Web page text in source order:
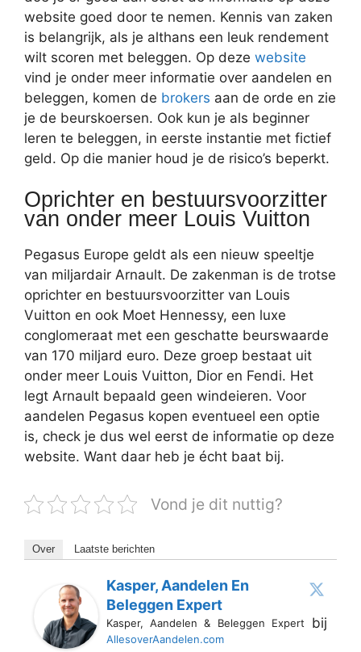
website goed door te nemen. Kennis van zaken
is belangrijk, als je althans een leuk rendement
wilt scoren met beleggen. Op deze website
vind je onder meer informatie over aandelen en
beleggen, komen de brokers aan de orde en zie
je de beurskoersen. Ook kun je als beginner
leren te beleggen, in eerste instantie met fictief
geld. Op die manier houd je de risico’s beperkt.
Oprichter en bestuursvoorzitter
van onder meer Louis Vuitton
Pegasus Europe geldt als een nieuw speeltje
van miljardair Arnault. De zakenman is de trotse
oprichter en bestuursvoorzitter van Louis
Vuitton en ook Moet Hennessy, een luxe
conglomeraat met een geschatte beurswaarde
van 170 miljard euro. Deze groep bestaat uit
onder meer Louis Vuitton, Dior en Fendi. Het
legt Arnault bepaald geen windeieren. Voor
aandelen Pegasus kopen eventueel een optie
is, check je dus wel eerst de informatie op deze
website. Want daar heb je écht baat bij.
Vond je dit nuttig?
Over Laatste berichten
Kasper, Aandelen En
Beleggen Expert
Kasper, Aandelen & Beleggen Expert bij
AllesoverAandelen.com